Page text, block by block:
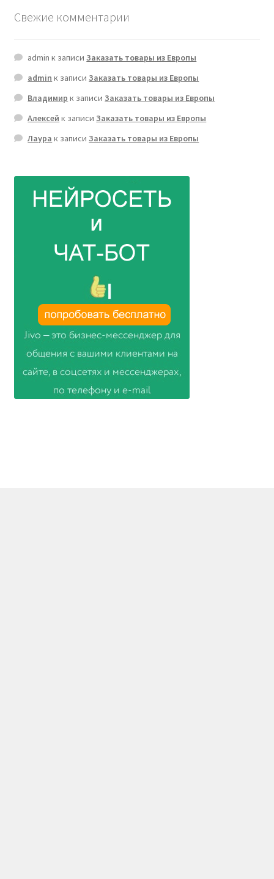
Свежие комментарии
admin к записиЗаказать товары из Европы
admin к записиЗаказать товары из Европы
Владимир к записиЗаказать товары из Европы
Алексей к записиЗаказать товары из Европы
Лаура к записиЗаказать товары из Европы